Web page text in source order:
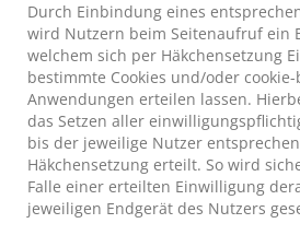
Durch Einbindung eines
wird Nutzern beim Seitenaufruf ein
welchem sich per Häkchensetzung
bestimmte Cookies und/oder
Anwendungen erteilen lassen.
das Setzen aller
bis der jeweilige Nutzer
Häkchensetzung erteilt. So wird
Falle einer erteilten Einwilligung
jeweiligen Endgerät des Nutzers